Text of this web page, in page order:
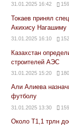
31.01.2025 16:42
Токаев принял
Акихису Нагашиму
31.01.2025 16:10
Казахстан
строителей АЭС
31.01.2025 15:20
Али Алиева
футболу
31.01.2025 13:30
Около Т1,1 трлн